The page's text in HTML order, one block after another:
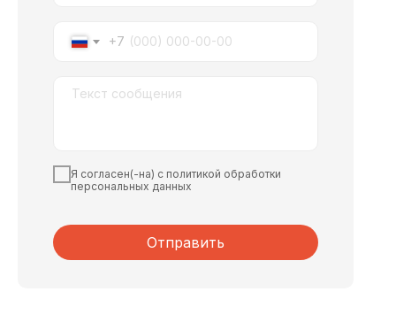
+7
Я согласен(-на) с политикой обработки
персональных данных
Отправить